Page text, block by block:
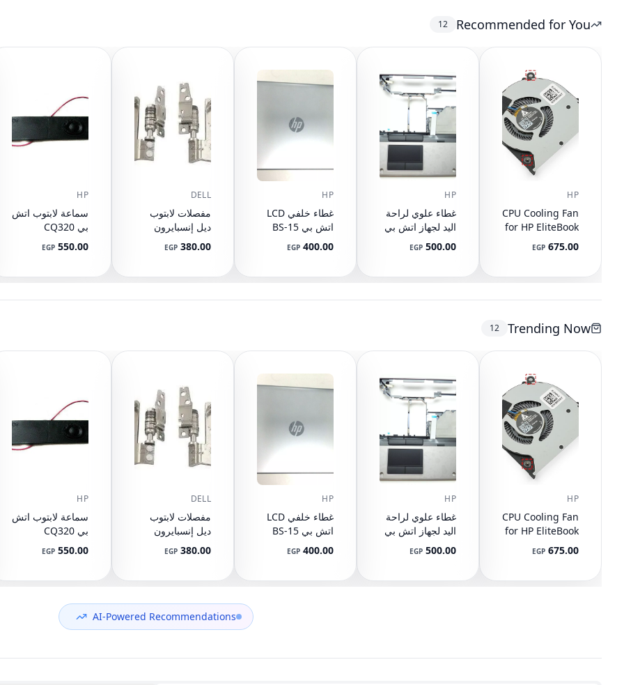
Recommended for You
12
HP
CPU Cooling Fan
for HP EliteBook
745 G3 G4, 840
G3 G4, 848 G3
DC05V 0.50A
675.00
EGP
HP
غطاء علوي لراحة
اليد لجهاز اتش بي
مع تاتش باد
(مستعمل)
500.00
EGP
HP
غطاء خلفي LCD
اتش بي 15-BS
15-BW 15Q-BU
رقم القطعة
(مستعمل)
400.00
EGP
DELL
مفصلات لابتوب
ديل إنسبايرون
1525 1526
GW345 GW346
380.00
EGP
HP
سماعة لابتوب اتش
بي CQ320
CQ321 CQ420
510 CQ511
610 615 620 621
550.00
EGP
Trending Now
12
HP
CPU Cooling Fan
for HP EliteBook
745 G3 G4, 840
G3 G4, 848 G3
675.00
EGP
HP
غطاء علوي لراحة
اليد لجهاز اتش بي
مع تاتش باد
500.00
EGP
HP
غطاء خلفي LCD
اتش بي 15-BS
15-BW 15Q-BU
رقم القطعة
400.00
EGP
DELL
مفصلات لابتوب
ديل إنسبايرون
1525 1526
GW345 GW346
380.00
EGP
HP
سماعة لابتوب اتش
بي CQ320
CQ321 CQ420
510 CQ511
610 615 620 621
625 VV09 VV10
605792-001
550.00
EGP
AI-Powered Recommendations